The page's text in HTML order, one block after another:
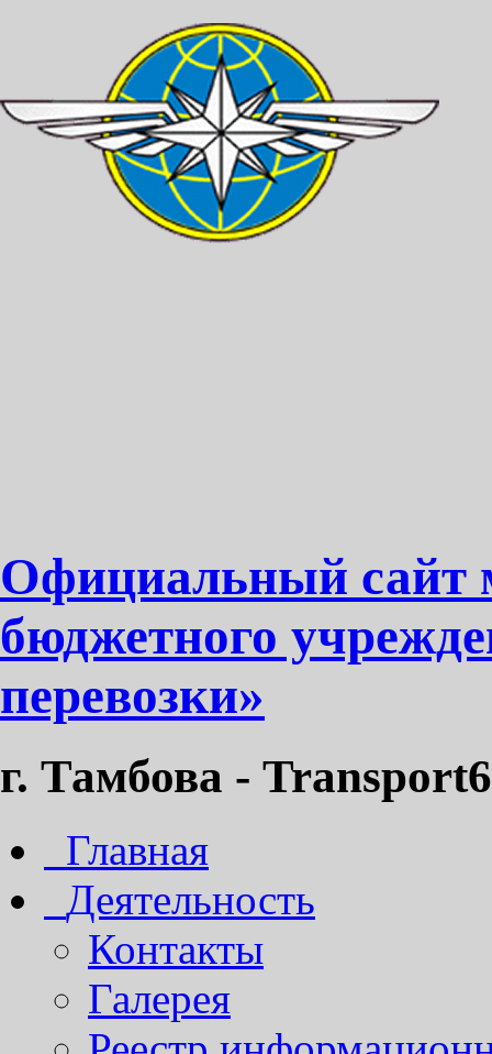
Официальный сайт
бюджетного
перевозки»
г. Тамбова -
Главная
Деятельность
Контакты
Галерея